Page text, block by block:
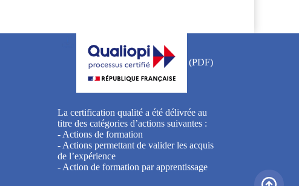
La certification qualité a été délivrée au
titre des catégories d’actions suivantes :
- Actions de formation
- Actions permettant de valider les acquis
de l’expérience
- Action de formation par apprentissage